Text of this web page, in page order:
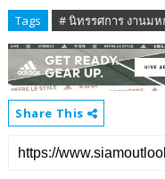
Tags # นิทรรศการ งานมห
Share This